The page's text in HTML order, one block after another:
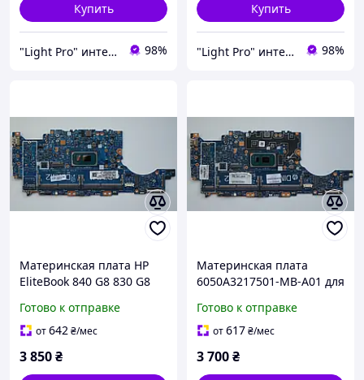
Купить
"Light Pro" интернет-магазин 98%
Купить
"Light Pro" интернет-магазин 98%
Материнская плата HP
EliteBook 840 G8 830 G8
A01, i5-1145G7 SRK03, 2x
DDR4, Bios OK
Готово к отправке
от642₴/мес
3 850₴
Материнская плата
6050A3217501-MB-A01 для
G8, i5-1145G7 SRK03, 2x
DDR4, BIOS Block
Готово к отправке
от617₴/мес
3 700₴